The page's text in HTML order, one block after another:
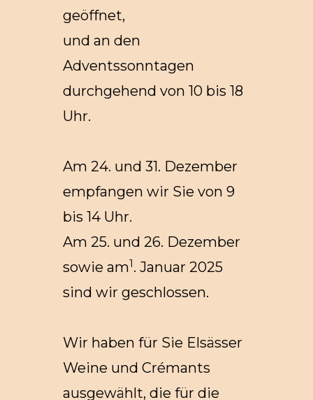
geöffnet,
und an den
Adventssonntagen
durchgehend von 10 bis 18
Uhr.
Am 24. und 31. Dezember
empfangen wir Sie von 9
bis 14 Uhr.
Am 25. und 26. Dezember
sowie am1. Januar 2025
sind wir geschlossen.
Wir haben für Sie Elsässer
Weine und Crémants
ausgewählt, die für die